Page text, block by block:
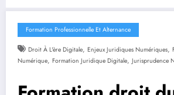
Formation Professionnelle Et Alternance
Droit À L'ère Digitale, Enjeux Juridiques Numériques,
Numérique, Formation Juridique Digitale, Jurisprudence